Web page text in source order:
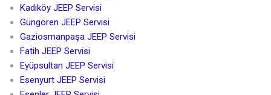
Kadıköy JEEP Servisi
Güngören JEEP Servisi
Gaziosmanpaşa JEEP Servisi
Fatih JEEP Servisi
Eyüpsultan JEEP Servisi
Esenyurt JEEP Servisi